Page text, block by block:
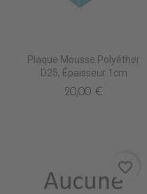
Plaque Mousse Polyéther
D25, Épaisseur 1cm
20,00 €
favorite_border